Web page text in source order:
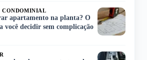
CONDOMINIAL
apartamento na planta? O
você decidir sem complicação